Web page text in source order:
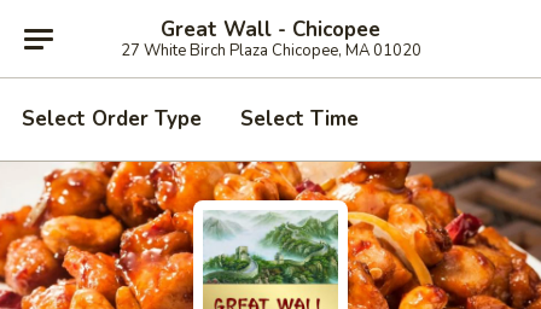
Great Wall - Chicopee
27 White Birch Plaza Chicopee, MA 01020
Select Order Type Select Time